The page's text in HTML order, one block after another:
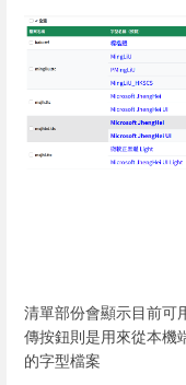
清單部份會顯示目前可
傳按鈕則是用來從本機
的字型檔案